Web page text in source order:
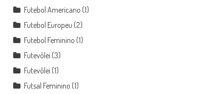
Futebol Americano (1)
Futebol Europeu (2)
Futebol Feminino (1)
Futevôlei (3)
Futevôlei (1)
Futsal Feminino (1)